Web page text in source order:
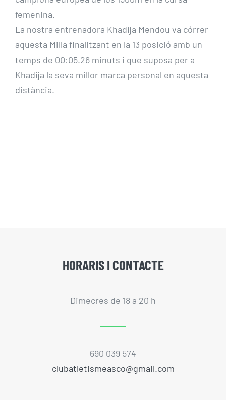
femenina.
La nostra entrenadora Khadija Mendou va córrer
aquesta Milla finalitzant en la 13 posició amb un
temps de 00:05.26 minuts i que suposa per a
Khadija la seva millor marca personal en aquesta
distància.
HORARIS I CONTACTE
Dimecres de 18 a 20 h
690 039 574
clubatletismeasco@gmail.com